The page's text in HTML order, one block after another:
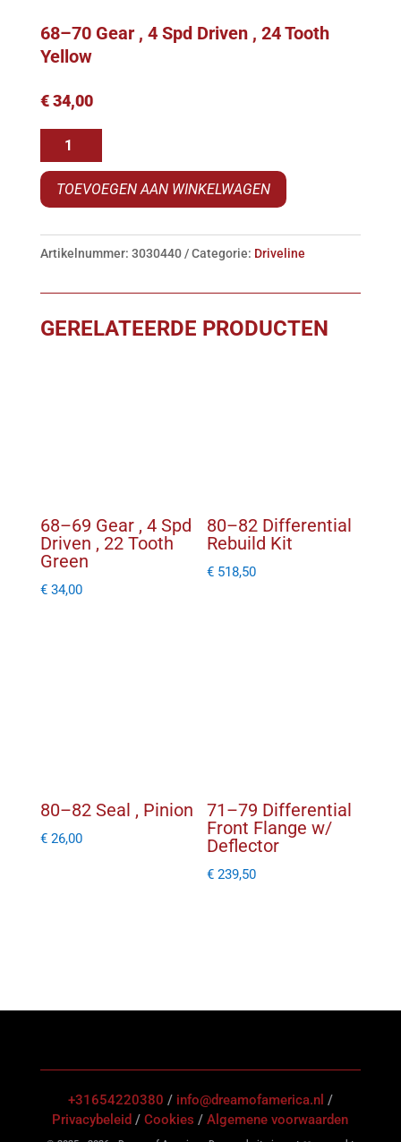
68–70 Gear , 4 Spd Driven , 24 Tooth
Yellow
€34,00
-70
Gear
4
Driven
24
TOEVOEGEN AAN WINKELWAGEN
Artikelnummer: 3030440 Categorie: Driveline
GERELATEERDE PRODUCTEN
68–69 Gear , 4 Spd
Driven , 22 Tooth
Green
€34,00
80–82 Differential
Rebuild Kit
€ 518,50
80–82 Seal , Pinion
€26,00
71–79 Differential
Front Flange w/
Deflector
€ 239,50
+31654220380 / info@dreamofamerica.nl /
Privacybeleid /Cookies /Algemene voorwaarden